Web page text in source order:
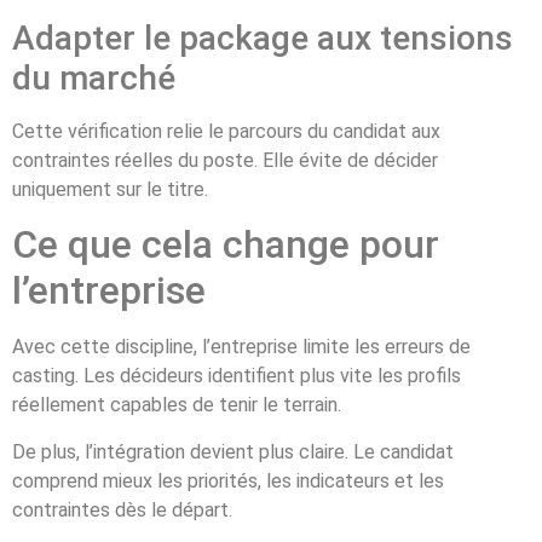
Adapter le package aux tensions
du marché
Cette vérification relie le parcours du candidat aux
contraintes réelles du poste. Elle évite de décider
uniquement sur le titre.
Ce que cela change pour
l’entreprise
Avec cette discipline, l’entreprise limite les erreurs de
casting. Les décideurs identifient plus vite les profils
réellement capables de tenir le terrain.
De plus, l’intégration devient plus claire. Le candidat
comprend mieux les priorités, les indicateurs et les
contraintes dès le départ.